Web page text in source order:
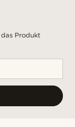
Produkt